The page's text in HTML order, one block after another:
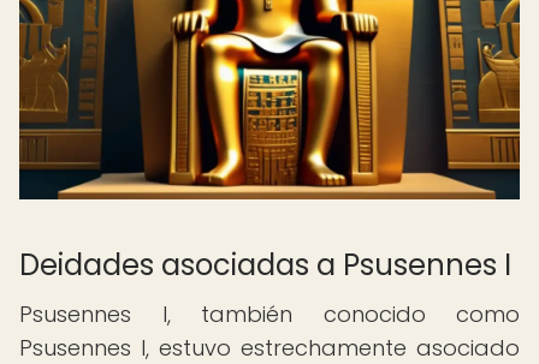
Deidades asociadas a Psusennes I
Psusennes I, también conocido como
Psusennes I, estuvo estrechamente asociado